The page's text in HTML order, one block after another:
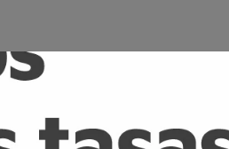
realicen su compra dentro de esas
a la cuenta de la tarjeta en la
está sujeta a las políticas de
de riesgo crediticio, entre otros
Al solicitar tu tarjeta,